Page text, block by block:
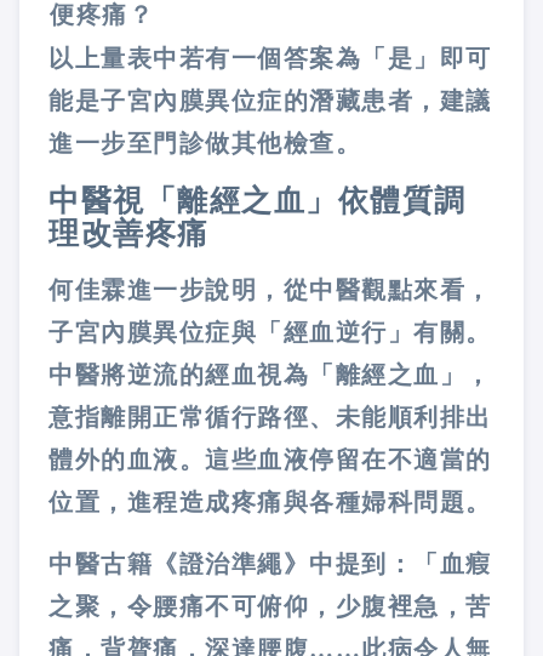
便疼痛？
以上量表中若有一個答案為「是」即可
能是子宮內膜異位症的潛藏患者，建議
進一步至門診做其他檢查。
中醫視「離經之血」依體質調
理改善疼痛
何佳霖進一步說明，從中醫觀點來看，
子宮內膜異位症與「經血逆行」有關。
中醫將逆流的經血視為「離經之血」，
意指離開正常循行路徑、未能順利排出
體外的血液。這些血液停留在不適當的
位置，進程造成疼痛與各種婦科問題。
中醫古籍《證治準繩》中提到：「血瘕
之聚，令腰痛不可俯仰，少腹裡急，苦
痛，背膂痛，深達腰腹……此病令人無